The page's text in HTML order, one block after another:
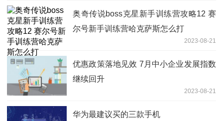
奥奇传说boss克星新手训练营攻略12 赛
尔号新手训练营哈克萨斯怎么打
2023-08-21
优惠政策落地见效 7月中小企业发展指数
继续回升
2023-08-21
华为最建议买的三款手机